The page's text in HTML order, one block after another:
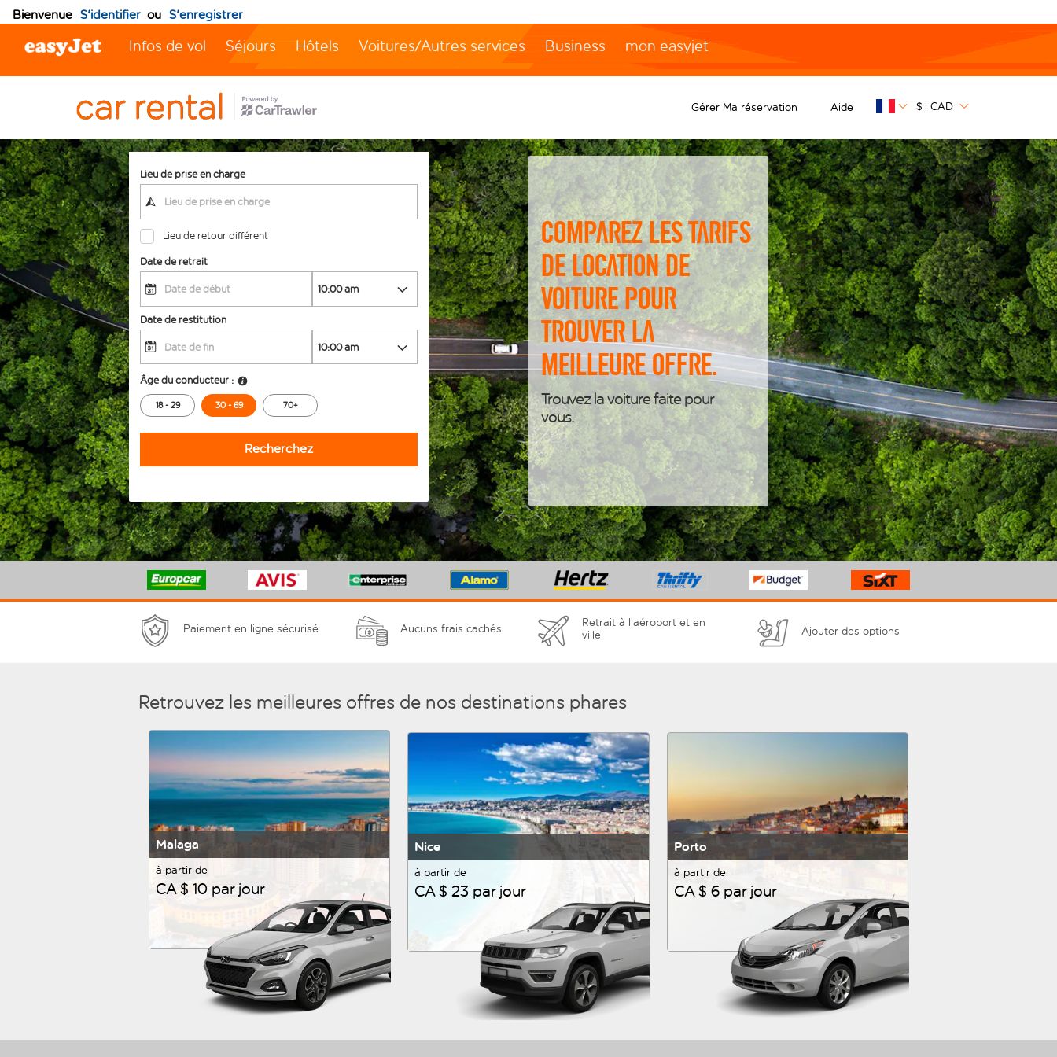
Bienvenue S'identifier ou S'enregistrer
Infos de vol Séjours Hôtels Voitures/Autres services Business mon easyjet
Gérer Ma réservation Aide $ | CAD
Lieu de prise en charge
Lieu de retour différent
Date de retrait
Date de restitution
Âge du conducteur :
18 - 29 30 - 69 70+
Recherchez
Comparez les tarifs
de location de
voiture pour
trouver la
meilleure offre.
Trouvez la voiture faite pour
vous.
Paiement en ligne sécurisé Aucuns frais cachés
Retrait à l’aéroport et en
ville
Ajouter des options
Retrouvez les meilleures offres de nos destinations phares
Malaga
à partir de
CA $ 10 par jour
Nice
à partir de
CA $ 23 par jour
Porto
à partir de
CA $ 6 par jour